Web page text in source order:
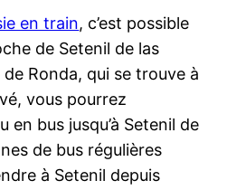
en train, c’est possible
de Setenil de las
Ronda, qui se trouve à
vous pourrez
en bus jusqu’à Setenil de
de bus régulières
à Setenil depuis